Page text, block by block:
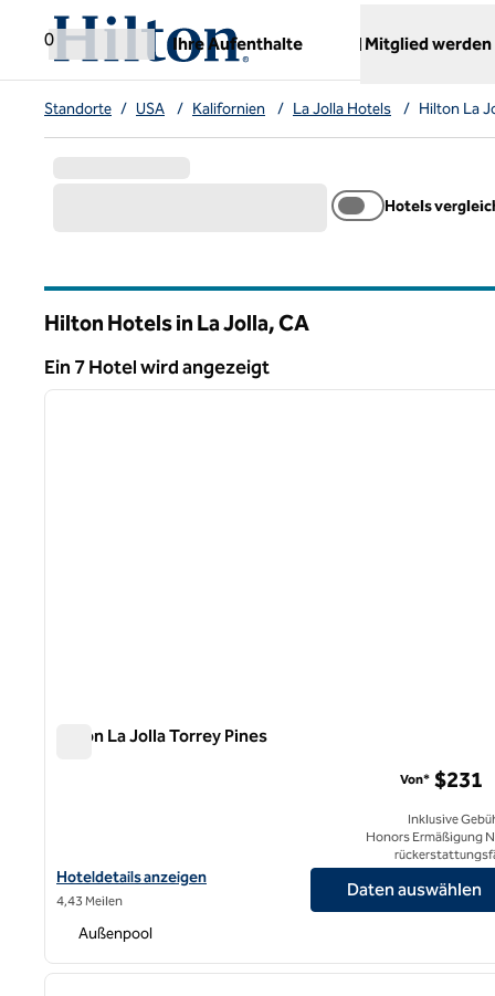
Weiter zum Inhalt
0
Ihre Aufenthalte Mitglied werden
Standorte / USA / Kalifornien / La Jolla Hotels / Hilton La
Hotels
Hilton Hotels in La Jolla,CA
Ein 7 Hotel wird angezeigt
Ein 7 Hotel wird angezeigt
1 von 12
Hilton La Jolla Torrey Pines
Hoteldetails für das Hilton La Jolla Torrey Pines anzeigen
Hoteldetails anzeigen
4,43 Meilen
Von* $231
Inklusive
Honors Ermäßigung
Daten auswählen
Außenpool
1 von 12